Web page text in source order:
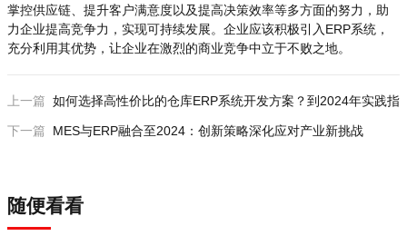
掌控供应链、提升客户满意度以及提高决策效率等多方面的努力，助
力企业提高竞争力，实现可持续发展。企业应该积极引入ERP系统，
充分利用其优势，让企业在激烈的商业竞争中立于不败之地。
上一篇 如何选择高性价比的仓库ERP系统开发方案？到2024年实践指
下一篇 MES与ERP融合至2024：创新策略深化应对产业新挑战
随便看看